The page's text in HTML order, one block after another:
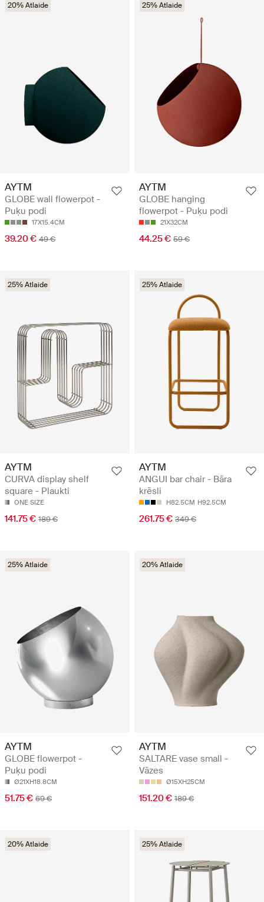
20% Atlaide
AYTM
GLOBE wall flowerpot -
Puķu podi
17X15.4CM
39.20 € 49 €
25% Atlaide
AYTM
GLOBE hanging
flowerpot - Puķu podi
21X32CM
44.25 € 59 €
25% Atlaide
AYTM
CURVA display shelf
square - Plaukti
ONE SIZE
141.75 € 189 €
25% Atlaide
AYTM
ANGUI bar chair - Bāra
krēsli
H82.5CM H92.5CM
261.75 € 349 €
25% Atlaide
AYTM
GLOBE flowerpot -
Puķu podi
Ø21XH18.8CM
51.75 € 69 €
20% Atlaide
AYTM
SALTARE vase small -
Vāzes
Ø15XH25CM
151.20 € 189 €
20% Atlaide 25% Atlaide